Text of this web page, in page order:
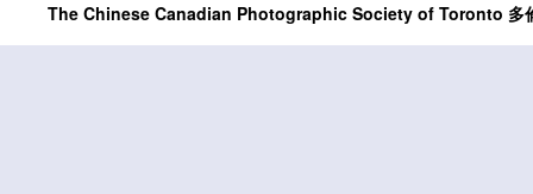
The Chinese Canadian Photographic Society of Toronto 多